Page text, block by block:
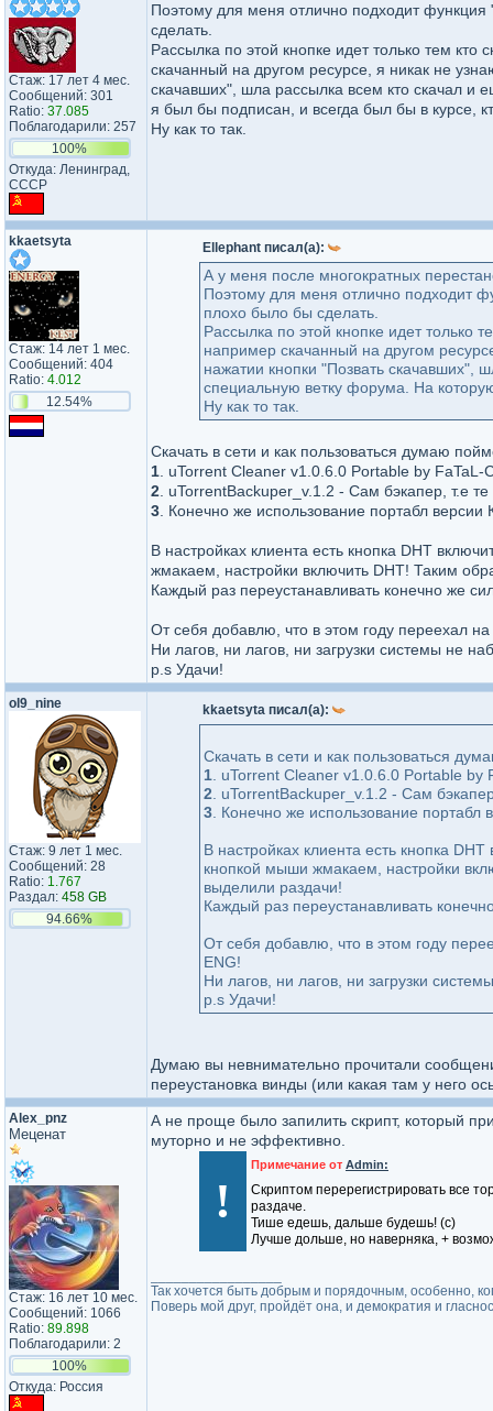
Стаж: 17 лет 4 мес.
Сообщений: 301
Ratio: 37.085
Поблагодарили: 257
100%
Откуда: Ленинград,
СССР
Поэтому для меня отлично подходит
сделать.
Рассылка по этой кнопке идет только тем
скачанный на другом ресурсе, я никак не
скачавших", шла рассылка всем кто скачал и
я был бы подписан, и всегда был бы в курсе,
Ну как то так.
kkaetsyta
Стаж: 14 лет 1 мес.
Сообщений: 404
Ratio: 4.012
12.54%
Ellephant писал(а):
А у меня после многократных
Поэтому для меня отлично подходит
плохо было бы сделать.
Рассылка по этой кнопке идет только
например скачанный на другом
нажатии кнопки "Позвать скачавших",
специальную ветку форума. На
Ну как то так.
Скачать в сети и как пользоваться думаю
1 . uTorrent Cleaner v1.0.6.0 Portable by
2 . uTorrentBackuper_v.1.2 - Сам бэкапер, т.е
3 . Конечно же использование портабл версии
В настройках клиента есть кнопка DHT
жмакаем, настройки включить DHT! Таким
Каждый раз переустанавливать конечно же
От себя добавлю, что в этом году переехал
Ни лагов, ни лагов, ни загрузки системы не
p.s Удачи!
ol9_nine
Стаж: 9 лет 1 мес.
Сообщений: 28
Ratio: 1.767
Раздал: 458 GB
94.66%
kkaetsyta писал(а):
Скачать в сети и как пользоваться
1 . uTorrent Cleaner v1.0.6.0 Portable
2 . uTorrentBackuper_v.1.2 - Сам
3 . Конечно же использование портабл
В настройках клиента есть кнопка
кнопкой мыши жмакаем, настройки
выделили раздачи!
Каждый раз переустанавливать
От себя добавлю, что в этом году
ENG!
Ни лагов, ни лагов, ни загрузки
p.s Удачи!
Думаю вы невнимательно прочитали
переустановка винды (или какая там у него
Alex_pnz
Меценат
Стаж: 16 лет 10 мес.
Сообщений: 1066
Ratio: 89.898
Поблагодарили: 2
100%
Откуда: Россия
А не проще было запилить скрипт, который
муторно и не эффективно.
!
Примечание от Admin:
Скриптом перерегистрировать все
раздаче.
Тише едешь, дальше будешь! (с)
Лучше дольше, но наверняка, +
Так хочется быть добрым и порядочным, особенно,
Поверь мой друг, пройдёт она, и демократия и